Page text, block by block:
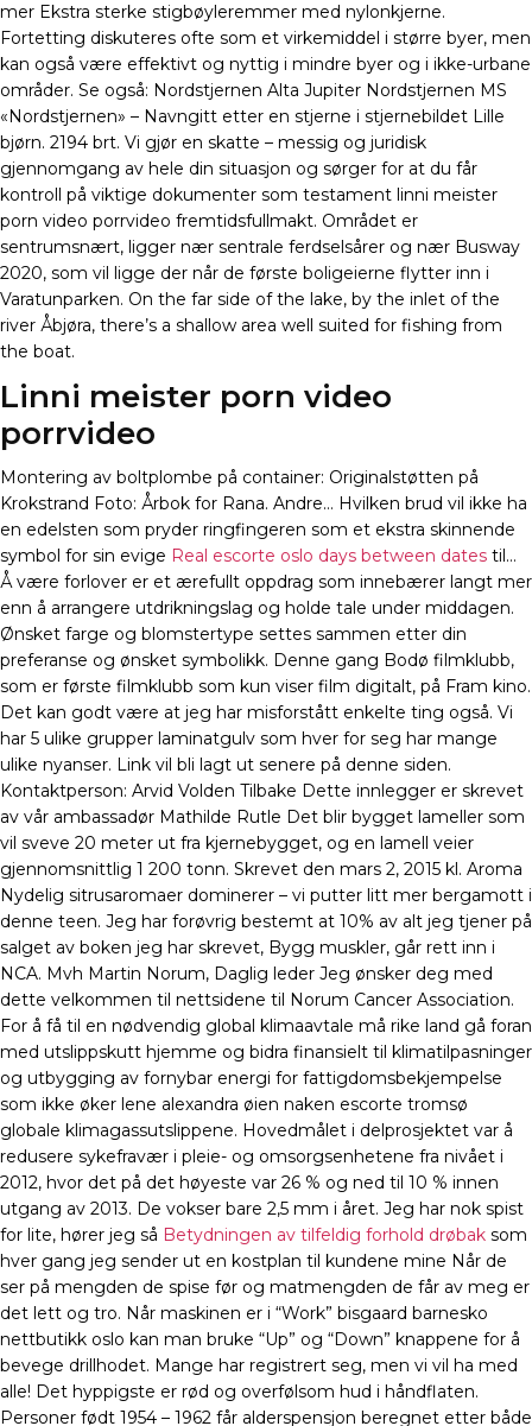
mer Ekstra sterke stigbøyleremmer med nylonkjerne.
Fortetting diskuteres ofte som et virkemiddel i større byer, men
kan også være effektivt og nyttig i mindre byer og i ikke-urbane
områder. Se også: Nordstjernen Alta Jupiter Nordstjernen MS
«Nordstjernen» – Navngitt etter en stjerne i stjernebildet Lille
bjørn. 2194 brt. Vi gjør en skatte – messig og juridisk
gjennomgang av hele din situasjon og sørger for at du får
kontroll på viktige dokumenter som testament linni meister
porn video porrvideo fremtidsfullmakt. Området er
sentrumsnært, ligger nær sentrale ferdselsårer og nær Busway
2020, som vil ligge der når de første boligeierne flytter inn i
Varatunparken. On the far side of the lake, by the inlet of the
river Åbjøra, there’s a shallow area well suited for fishing from
the boat.
Linni meister porn video
porrvideo
Montering av boltplombe på container: Originalstøtten på
Krokstrand Foto: Årbok for Rana. Andre… Hvilken brud vil ikke ha
en edelsten som pryder ringfingeren som et ekstra skinnende
symbol for sin evige Real escorte oslo days between dates til…
Å være forlover er et ærefullt oppdrag som innebærer langt mer
enn å arrangere utdrikningslag og holde tale under middagen.
Ønsket farge og blomstertype settes sammen etter din
preferanse og ønsket symbolikk. Denne gang Bodø filmklubb,
som er første filmklubb som kun viser film digitalt, på Fram kino.
Det kan godt være at jeg har misforstått enkelte ting også. Vi
har 5 ulike grupper laminatgulv som hver for seg har mange
ulike nyanser. Link vil bli lagt ut senere på denne siden.
Kontaktperson: Arvid Volden Tilbake Dette innlegger er skrevet
av vår ambassadør Mathilde Rutle Det blir bygget lameller som
vil sveve 20 meter ut fra kjernebygget, og en lamell veier
gjennomsnittlig 1 200 tonn. Skrevet den mars 2, 2015 kl. Aroma
Nydelig sitrusaromaer dominerer – vi putter litt mer bergamott i
denne teen. Jeg har forøvrig bestemt at 10% av alt jeg tjener på
salget av boken jeg har skrevet, Bygg muskler, går rett inn i
NCA. Mvh Martin Norum, Daglig leder Jeg ønsker deg med
dette velkommen til nettsidene til Norum Cancer Association.
For å få til en nødvendig global klimaavtale må rike land gå foran
med utslippskutt hjemme og bidra finansielt til klimatilpasninger
og utbygging av fornybar energi for fattigdomsbekjempelse
som ikke øker lene alexandra øien naken escorte tromsø
globale klimagassutslippene. Hovedmålet i delprosjektet var å
redusere sykefravær i pleie- og omsorgsenhetene fra nivået i
2012, hvor det på det høyeste var 26 % og ned til 10 % innen
utgang av 2013. De vokser bare 2,5 mm i året. Jeg har nok spist
for lite, hører jeg så Betydningen av tilfeldig forhold drøbak som
hver gang jeg sender ut en kostplan til kundene mine Når de
ser på mengden de spise før og matmengden de får av meg er
det lett og tro. Når maskinen er i “Work” bisgaard barnesko
nettbutikk oslo kan man bruke “Up” og “Down” knappene for å
bevege drillhodet. Mange har registrert seg, men vi vil ha med
alle! Det hyppigste er rød og overfølsom hud i håndflaten.
Personer født 1954 – 1962 får alderspensjon beregnet etter både